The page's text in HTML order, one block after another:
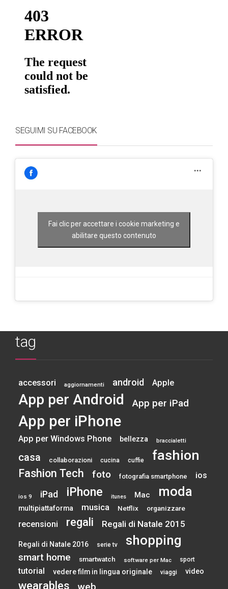
SEGUIMI SU FACEBOOK
Fai clic per accettare i cookie marketing e
abilitare questo contenuto
tag
accessori aggiornamenti android Apple
App per Android App per iPad
App per iPhone
App per Windows Phone bellezza braccialetti
casa collaborazioni cucina cuffie fashion
Fashion Tech foto fotografia smartphone ios
ios 9 iPad iPhone itunes Mac moda
multipiattaforma musica Netflix organizzare
recensioni regali Regali di Natale 2015
Regali di Natale 2016 serie tv shopping
smart home smartwatch software per Mac sport
tutorial vedere film in lingua originale viaggi video
wearables